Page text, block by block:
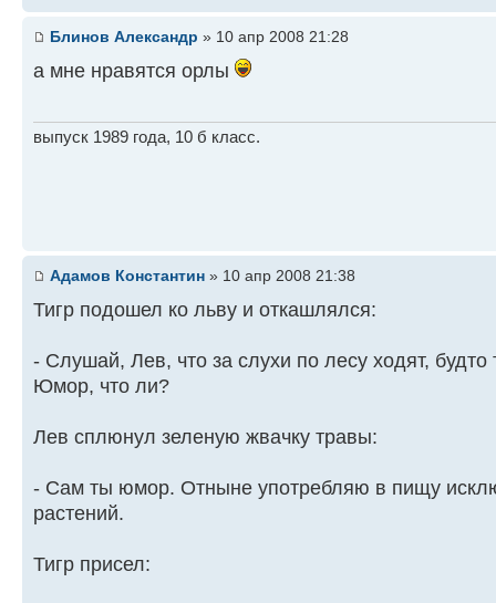
Блинов Александр » 10 апр 2008 21:28
а мне нравятся орлы
выпуск 1989 года, 10 б класс.
Адамов Константин » 10 апр 2008 21:38
Тигр подошел ко льву и откашлялся:
- Слушай, Лев, что за слухи по лесу ходят,
Юмор, что ли?
Лев сплюнул зеленую жвачку травы:
- Сам ты юмор. Отныне употребляю в пищу
растений.
Тигр присел: